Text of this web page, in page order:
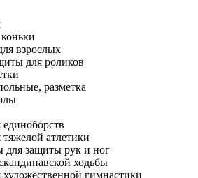
взрослых
для роликов
разметка
атлетики
для защиты рук и ног
ходьбы
гимнастики